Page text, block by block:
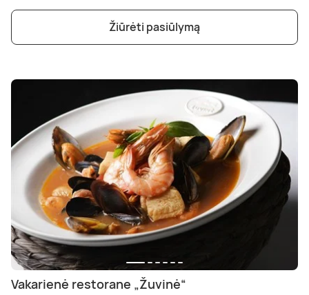
Žiūrėti pasiūlymą
Vakarienė restorane „Žuvinė“